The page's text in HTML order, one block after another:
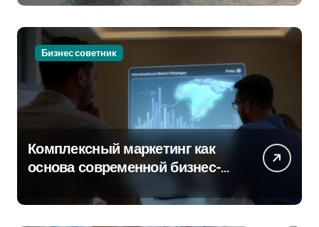
Бизнес советник
Комплексный маркетинг как
основа современной бизнес-